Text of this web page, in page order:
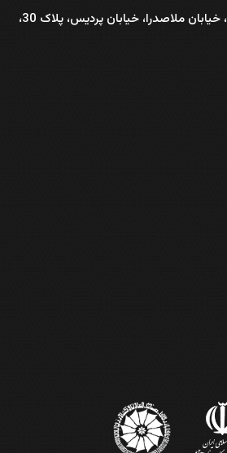
تهران، میدان ونک، خیابان ملاصدرا، خیابان پردیس، پلاک 30،